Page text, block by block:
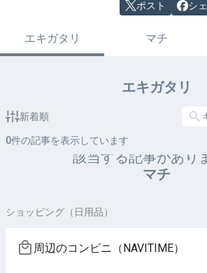
ポスト シ
エキガタリ マチ
エキガタリ
新着順
0件の記事を表示しています
該当する記事があり
マチ
ショッピング（日用品）
周辺のコンビニ（NAVITIME）